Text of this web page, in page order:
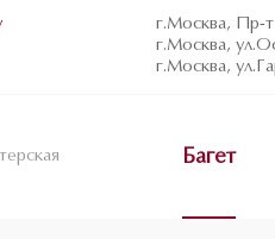
г.Москва, Пр-т
г.Москва,
г.Москва,
Багет